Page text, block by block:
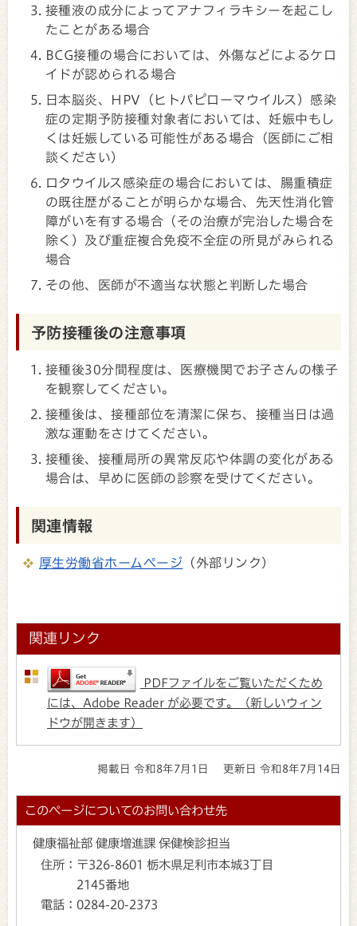
接種液の成分によってアナフィラキシーを起こし
たことがある場合
BCG接種の場合においては、外傷などによるケロ
イドが認められる場合
日本脳炎、HPV（ヒトパピローマウイルス）感染
症の定期予防接種対象者においては、妊娠中もし
くは妊娠している可能性がある場合（医師にご相
談ください）
ロタウイルス感染症の場合においては、腸重積症
の既往歴がることが明らかな場合、先天性消化管
障がいを有する場合（その治療が完治した場合を
除く）及び重症複合免疫不全症の所見がみられる
場合
その他、医師が不適当な状態と判断した場合
予防接種後の注意事項
接種後30分間程度は、医療機関でお子さんの様子
を観察してください。
接種後は、接種部位を清潔に保ち、接種当日は過
激な運動をさけてください。
接種後、接種局所の異常反応や体調の変化がある
場合は、早めに医師の診察を受けてください。
関連情報
厚生労働省ホームページ （外部リンク）
関連リンク
PDFファイルをご覧いただくため
には、Adobe Reader が必要です。（新しいウィン
ドウが開きます）
掲載日 令和8年7月1日 更新日 令和8年7月14日
このページについてのお問い合わせ先
健康福祉部 健康増進課 保健検診担当
住所： 〒326-8601 栃木県足利市本城3丁目
2145番地
電話： 0284-20-2373